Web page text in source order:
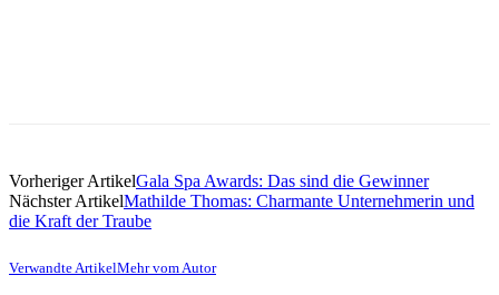
Vorheriger ArtikelGala Spa Awards: Das sind die Gewinner
Nächster ArtikelMathilde Thomas: Charmante Unternehmerin und
die Kraft der Traube
Verwandte ArtikelMehr vom Autor